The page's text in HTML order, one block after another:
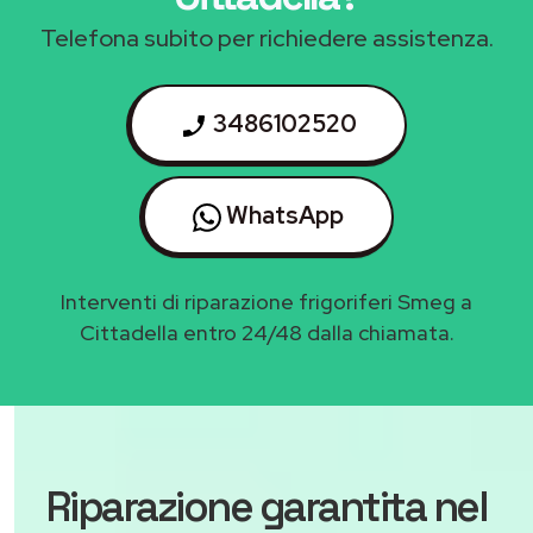
Telefona subito per richiedere assistenza.
3486102520
WhatsApp
Interventi di riparazione frigoriferi Smeg a
Cittadella entro 24/48 dalla chiamata.
Riparazione garantita nel